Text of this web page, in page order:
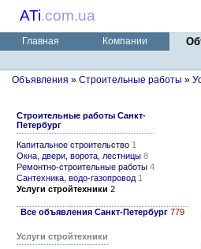
ATi.com.ua
Главная Компании
Объявления » Строительные работы »
Строительные работы Санкт-
Петербург
Капитальное строительство 1
Окна, двери, ворота, лестницы 8
Ремонтно-строительные работы 4
Сантехника, водо-газопровод 1
Услуги стройтехники 2
Все объявления Санкт-Петербург 779
Услуги стройтехники